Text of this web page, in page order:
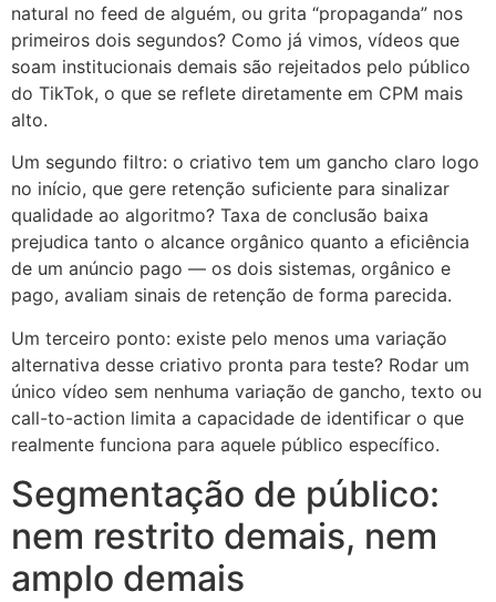
natural no feed de alguém, ou grita “propaganda” nos
primeiros dois segundos? Como já vimos, vídeos que
soam institucionais demais são rejeitados pelo público
do TikTok, o que se reflete diretamente em CPM mais
alto.
Um segundo filtro: o criativo tem um gancho claro logo
no início, que gere retenção suficiente para sinalizar
qualidade ao algoritmo? Taxa de conclusão baixa
prejudica tanto o alcance orgânico quanto a eficiência
de um anúncio pago — os dois sistemas, orgânico e
pago, avaliam sinais de retenção de forma parecida.
Um terceiro ponto: existe pelo menos uma variação
alternativa desse criativo pronta para teste? Rodar um
único vídeo sem nenhuma variação de gancho, texto ou
call-to-action limita a capacidade de identificar o que
realmente funciona para aquele público específico.
Segmentação de público:
nem restrito demais, nem
amplo demais